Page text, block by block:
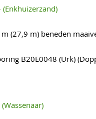
(27,9 m) beneden
B20E0048 (Urk)